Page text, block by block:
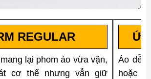
REGULAR
lại phom áo vừa vặn,
cơ thể nhưng vẫn giữ
Áo dễ
hoặc